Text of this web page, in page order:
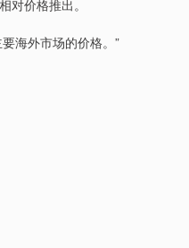
价格推出。
海外市场的价格。”